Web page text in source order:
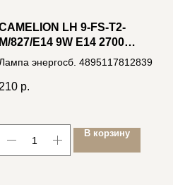
LH 9-FS-T2-
M/827/E14 9W E14 2700
ТЕПЛЫЙ БЕЛЫЙ СВЕТ,
ВИТАЯ КОМПАКТ. ЛЮМ.
энергосб. 4895117812839
210 р.
В корзину